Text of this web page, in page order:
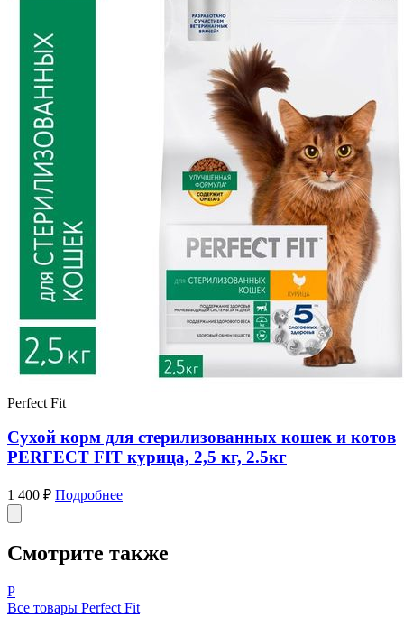
Perfect Fit
Сухой корм для стерилизованных кошек и котов
PERFECT FIT курица, 2,5 кг, 2.5кг
1 400 ₽ Подробнее
Смотрите также
P
Все товары Perfect Fit